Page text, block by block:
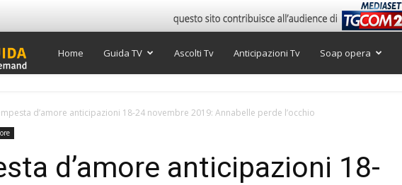
Super
Home Guida TV Ascolti Tv Anticipazioni Tv Soap opera
d’amore anticipazioni 18-24 novembre 2019: Annabelle perde l’occhio
d’amore anticipazioni 18-